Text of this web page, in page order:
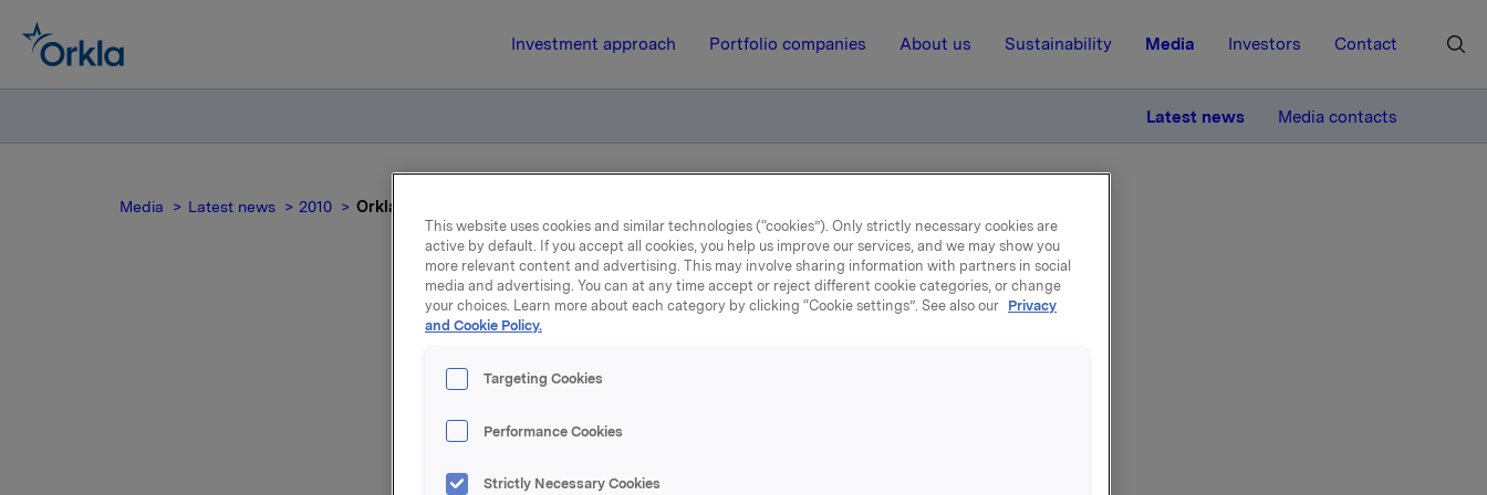
Investment approach Portfolio companies About us Sustainability Media Investors Contact
Latest news Media contacts
Media Latest news 2010 Orkla selger skog til Statskog
25 October 2010, 7:43 | Regulatory information
Orkla selger skog til Statskog
Vi viser til tidligere kommunikasjon om salg av Orklas skoger.
Orkla selger de heleide skogselskapene Borregaard Skoger AS, AS Børresen og
This website uses cookies and similar technologies (“cookies”). Only strictly necessary cookies are
active by default. If you accept all cookies, you help us improve our services, and we may show you
more relevant content and advertising. This may involve sharing information with partners in social
media and advertising. You can at any time accept or reject different cookie categories, or change
your choices. Learn more about each category by clicking “Cookie settings”. See also our Privacy
and Cookie Policy.
Targeting Cookies
Performance Cookies
Strictly Necessary Cookies